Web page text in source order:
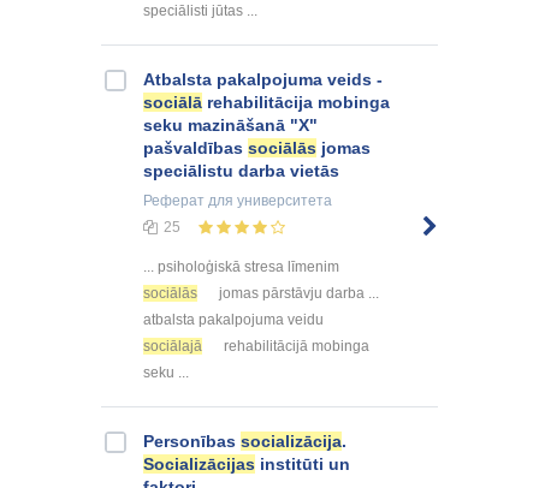
speciālisti jūtas ...
Atbalsta pakalpojuma veids -
sociālā rehabilitācija mobinga
seku mazināšanā "X"
pašvaldības sociālās jomas
speciālistu darba vietās
Реферат для университета
25
... psiholoģiskā stresa līmenim
sociālās
jomas pārstāvju darba ...
atbalsta pakalpojuma veidu
sociālajā
rehabilitācijā mobinga
seku ...
Personības socializācija.
Socializācijas institūti un